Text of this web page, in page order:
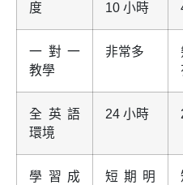
度
10 小時
一對一
教學
非常多
全英語
環境
24 小時
學習成
短期明